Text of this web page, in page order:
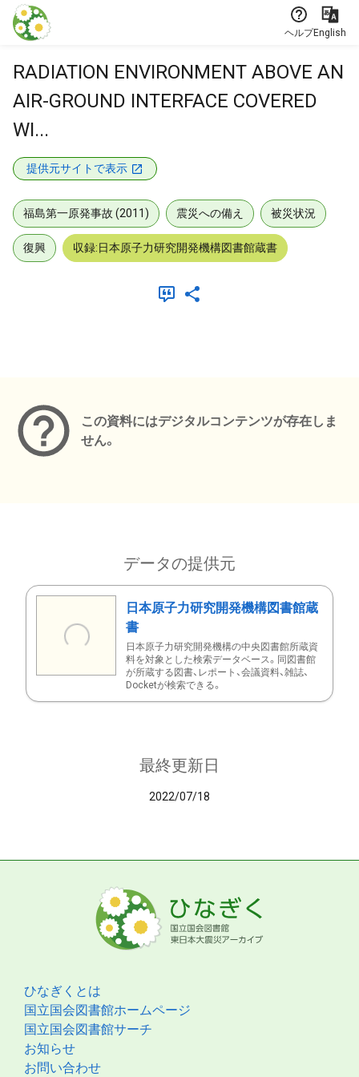
本文に飛ぶ
ヘルプEnglish
RADIATION ENVIRONMENT ABOVE AN
AIR-GROUND INTERFACE COVERED
WI...
提供元サイトで表示
福島第一原発事故 (2011) 震災への備え 被災状況
復興 収録:日本原子力研究開発機構図書館蔵書
この資料にはデジタルコンテンツが存在しま
せん。
データの提供元
日本原子力研究開発機構図書館蔵
書
日本原子力研究開発機構の中央図書館所蔵資
料を対象とした検索データベース。同図書館
が所蔵する図書、レポート、会議資料、雑誌、
Docketが検索できる。
最終更新日
2022/07/18
ひなぎくとは
国立国会図書館ホームページ
国立国会図書館サーチ
お知らせ
お問い合わせ